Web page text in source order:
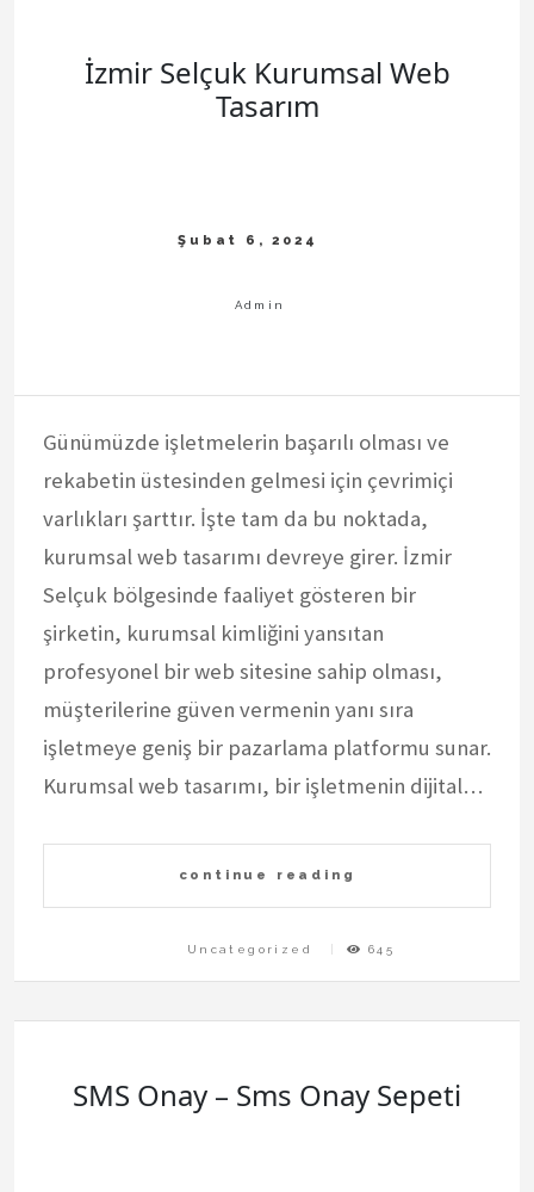
İzmir Selçuk Kurumsal Web
Tasarım
Günümüzde işletmelerin başarılı olması ve
rekabetin üstesinden gelmesi için çevrimiçi
varlıkları şarttır. İşte tam da bu noktada,
kurumsal web tasarımı devreye girer. İzmir
Selçuk bölgesinde faaliyet gösteren bir
şirketin, kurumsal kimliğini yansıtan
profesyonel bir web sitesine sahip olması,
müşterilerine güven vermenin yanı sıra
işletmeye geniş bir pazarlama platformu sunar.
Kurumsal web tasarımı, bir işletmenin dijital…
continue reading
Uncategorized 645
SMS Onay – Sms Onay Sepeti